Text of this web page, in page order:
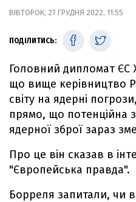
ВІВТОРОК, 27 ГРУДНЯ 2022, 11:55
ПОДІЛИТИСЬ:
Головний дипломат
що вище керівництво
світу на ядерні
прямо, що потенційна
ядерної зброї зараз
Про це він сказав в
"Європейська правда".
Борреля запитали, чи